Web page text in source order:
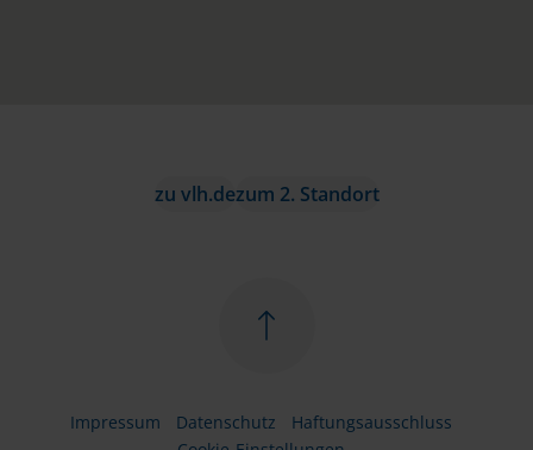
zu vlh.dezum 2. Standort
Impressum Datenschutz
Haftungsausschluss